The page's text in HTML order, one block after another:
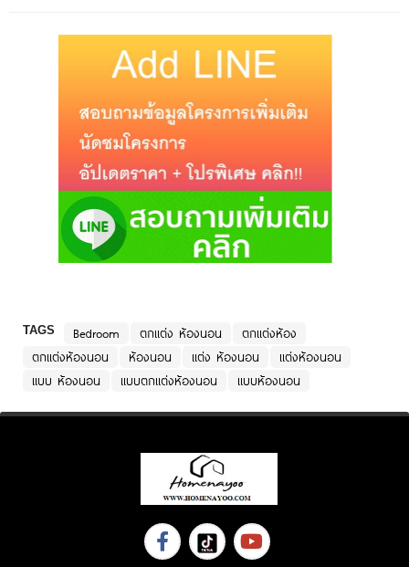
TAGS Bedroom ตกแต่ง ห้องนอน
ตกแต่งห้อง
ตกแต่งห้องนอน
ห้องนอน แต่ง ห้องนอน
แต่งห้องนอน
แบบ ห้องนอน
แบบตกแต่งห้องนอน แบบห้องนอน